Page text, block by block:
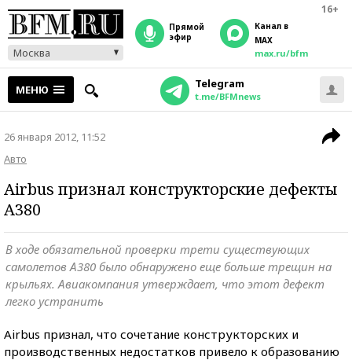
16+
Москва
прямой
эфир
Канал в
MAX
max.ru/bfm
МЕНЮ Telegram
t.me/BFMnews
26 января 2012, 11:52
Авто
Airbus признал конструкторские дефекты
А380
В ходе обязательной проверки трети существующих
самолетов А380 было обнаружено еще больше трещин на
крыльях. Авиакомпания утверждает, что этот дефект
легко устранить
Airbus признал, что сочетание конструкторских и
производственных недостатков привело к образованию